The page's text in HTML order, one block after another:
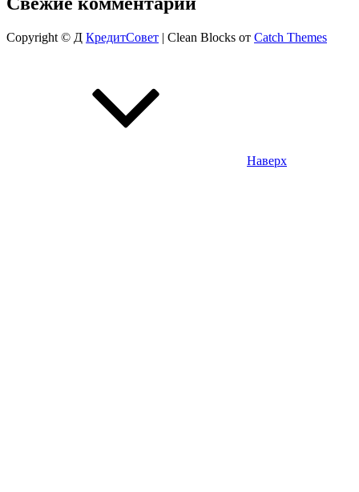
Copyright © Д КредитСовет | Clean Blocks от Catch Themes
Наверх